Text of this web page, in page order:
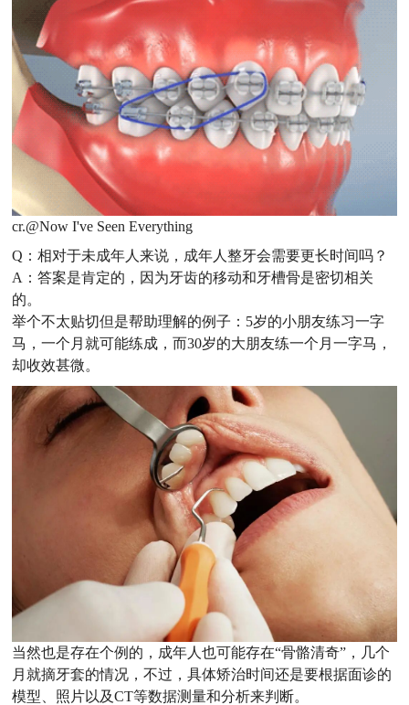
cr.@Now I've Seen Everything
Q：相对于未成年人来说，成年人整牙会需要更长时间吗？
A：答案是肯定的，因为牙齿的移动和牙槽骨是密切相关
的。
举个不太贴切但是帮助理解的例子：5岁的小朋友练习一字
马，一个月就可能练成，而30岁的大朋友练一个月一字马，
却收效甚微。
当然也是存在个例的，成年人也可能存在“骨骼清奇”，几个
月就摘牙套的情况，不过，具体矫治时间还是要根据面诊的
模型、照片以及CT等数据测量和分析来判断。